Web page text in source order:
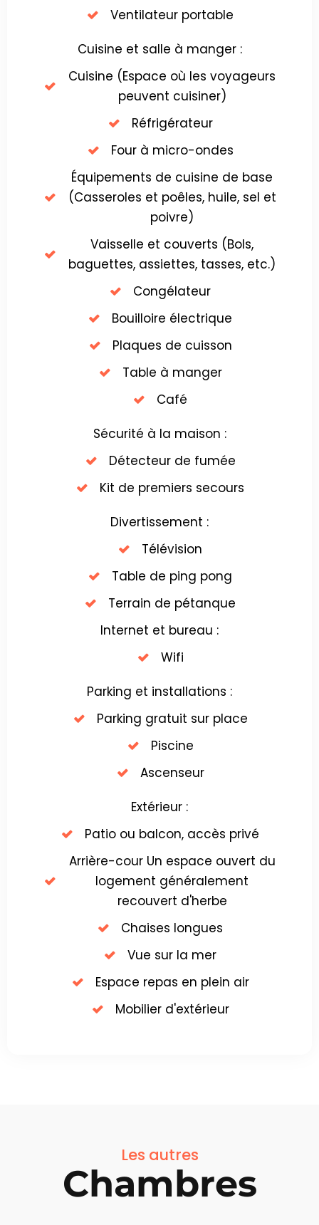
Ventilateur portable
Cuisine et salle à manger :
Cuisine (Espace où les voyageurs
peuvent cuisiner)
Réfrigérateur
Four à micro-ondes
Équipements de cuisine de base
(Casseroles et poêles, huile, sel et
poivre)
Vaisselle et couverts (Bols,
baguettes, assiettes, tasses, etc.)
Congélateur
Bouilloire électrique
Plaques de cuisson
Table à manger
Café
Sécurité à la maison :
Détecteur de fumée
Kit de premiers secours
Divertissement :
Télévision
Table de ping pong
Terrain de pétanque
Internet et bureau :
Wifi
Parking et installations :
Parking gratuit sur place
Piscine
Ascenseur
Extérieur :
Patio ou balcon, accès privé
Arrière-cour Un espace ouvert du
logement généralement
recouvert d'herbe
Chaises longues
Vue sur la mer
Espace repas en plein air
Mobilier d'extérieur
Les autres
Chambres